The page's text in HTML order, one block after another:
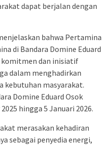
dapat berjalan dengan
bahwa Pertamina
di Bandara Domine Eduard
komitmen dan inisiatif
dalam menghadirkan
kebutuhan masyarakat.
Domine Eduard Osok
hingga 5 Januari 2026.
merasakan kehadiran
sebagai penyedia energi,